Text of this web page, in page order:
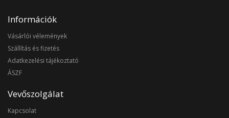
Információk
Vásárlói vélemények
Szállítás és fizetés
Adatkezelési tájékoztató
ÁSZF
Vevőszolgálat
Kapcsolat